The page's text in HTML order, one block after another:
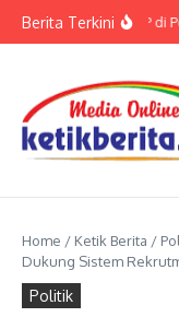
Berita TerkiniTerkait LP di
Home / Ketik Berita /
Dukung Sistem
Politik